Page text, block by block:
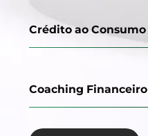
Crédito ao Consumo
Coaching Financeiro